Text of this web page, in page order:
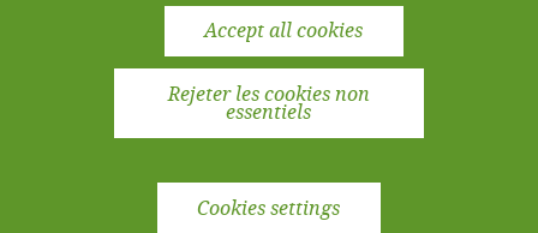
MENTIONS LÉGALES
© 2026 Fondation Mérieux. Tous les droits sont
Accept all cookies
Rejeter les cookies non
essentiels
Cookies settings